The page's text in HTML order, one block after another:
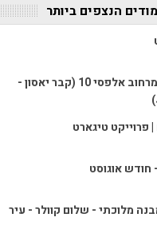
הנצפים ביותר
קבר שודד הים מרחוב אלפסי 10 (קבר יאסון -
טיגארט
חודש אוגוסט
מלוכתי - שלום קוולר - עיר